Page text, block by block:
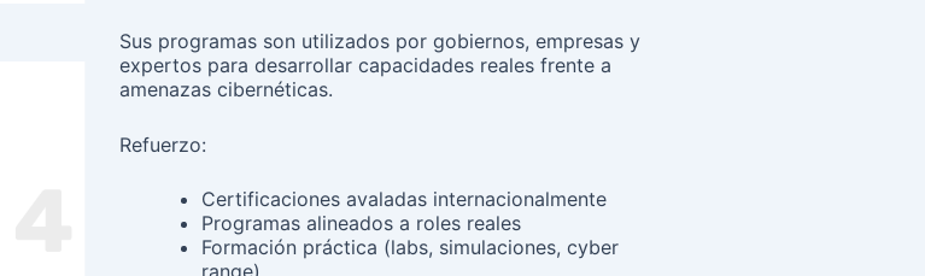
Sus programas son utilizados por gobiernos, empresas y
expertos para desarrollar capacidades reales frente a
amenazas cibernéticas.
Refuerzo:
Certificaciones avaladas internacionalmente
Programas alineados a roles reales
Formación práctica (labs, simulaciones, cyber